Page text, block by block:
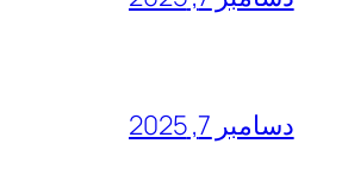
دسامبر 7, 2025